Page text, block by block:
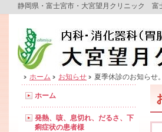
静岡県・富士宮市・大宮望月クリニッ
ホーム お知らせ 夏季休診のお知らせ。
ホーム
発熱、咳、息切れ、だるさ、下
痢症状の患者様